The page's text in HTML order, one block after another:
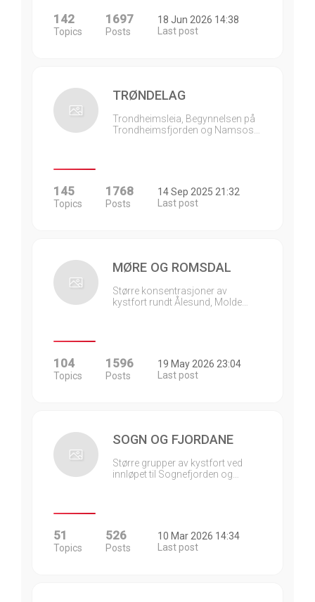
142
Topics
1697
Posts
18 Jun 2026 14:38
Last post
TRØNDELAG
Trondheimsleia, Begynnelsen på
Trondheimsfjorden og Namsos…
145
Topics
1768
Posts
14 Sep 2025 21:32
Last post
MØRE OG ROMSDAL
Større konsentrasjoner av
kystfort rundt Ålesund, Molde…
104
Topics
1596
Posts
19 May 2026 23:04
Last post
SOGN OG FJORDANE
Større grupper av kystfort ved
innløpet til Sognefjorden og…
51
Topics
526
Posts
10 Mar 2026 14:34
Last post